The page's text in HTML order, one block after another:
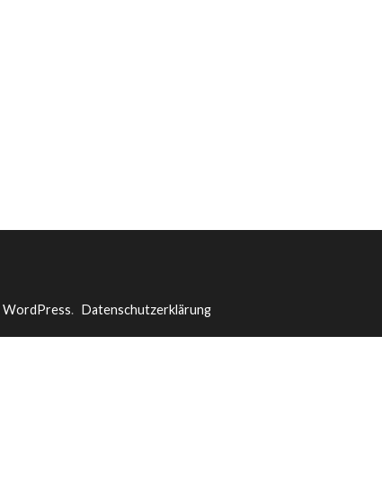
WordPress. Datenschutzerklärung